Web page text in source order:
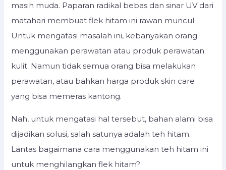
masih muda. Paparan radikal bebas dan sinar UV dari
matahari membuat flek hitam ini rawan muncul.
Untuk mengatasi masalah ini, kebanyakan orang
menggunakan perawatan atau produk perawatan
kulit. Namun tidak semua orang bisa melakukan
perawatan, atau bahkan harga produk skin care
yang bisa memeras kantong.
Nah, untuk mengatasi hal tersebut, bahan alami bisa
dijadikan solusi, salah satunya adalah teh hitam.
Lantas bagaimana cara menggunakan teh hitam ini
untuk menghilangkan flek hitam?